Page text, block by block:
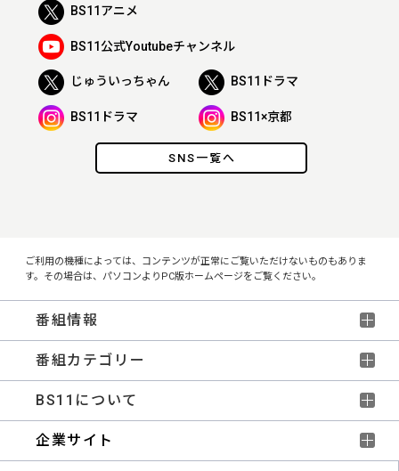
SNS一覧へ
BS11アニメ
BS11公式Youtubeチャンネル
じゅういっちゃん BS11ドラマ
BS11ドラマ BS11×京都
ご利用の機種によっては、コンテンツが正常にご覧いただけないものもありま
す。その場合は、パソコンよりPC版ホームページをご覧ください。
番組情報
番組カテゴリー
BS11について
企業サイト